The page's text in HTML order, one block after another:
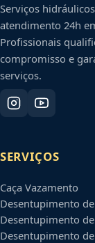
Serviços
atendimento 24h
Profissionais
compromisso e
serviços.
SERVIÇOS
Caça Vazamento
Desentupimento
Desentupimento
Desentupimento